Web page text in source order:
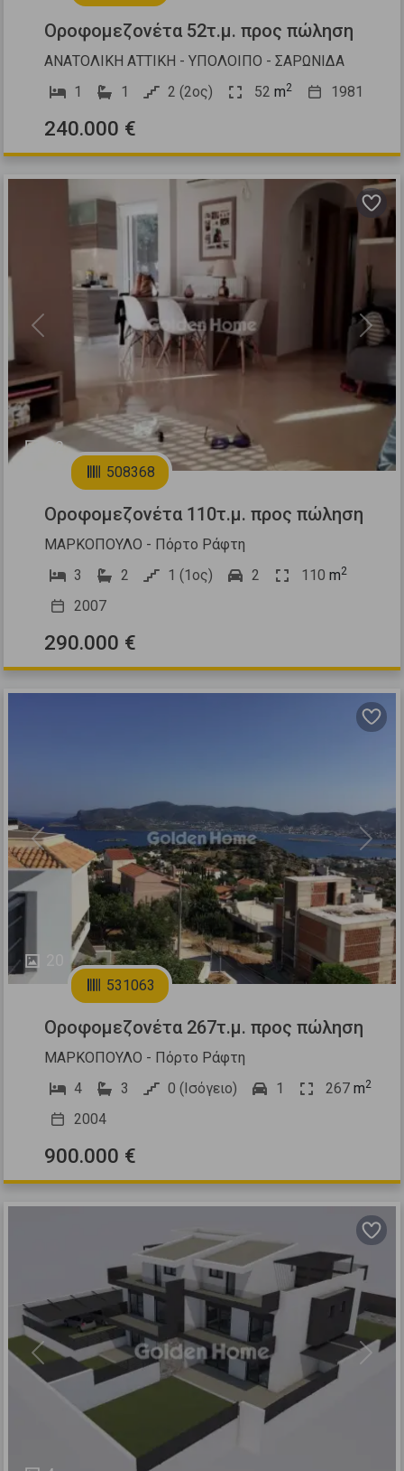
Οροφομεζονέτα 52τ.μ. προς πώληση
ΑΝΑΤΟΛΙΚΗ ΑΤΤΙΚΗ - ΥΠΟΛΟΙΠΟ - ΣΑΡΩΝΙΔΑ
1
1 2 (2ος) 52 m2 1981
240.000 €
22
Previous Next
508368
Οροφομεζονέτα 110τ.μ. προς πώληση
ΜΑΡΚΟΠΟΥΛΟ - Πόρτο Ράφτη
3
2 1 (1ος) 2 110 m2
2007
290.000 €
Previous Next
531063
Οροφομεζονέτα 267τ.μ. προς πώληση
ΜΑΡΚΟΠΟΥΛΟ - Πόρτο Ράφτη
4
3 0 (Ισόγειο) 1 267 m2
2004
900.000 €
Previous Next